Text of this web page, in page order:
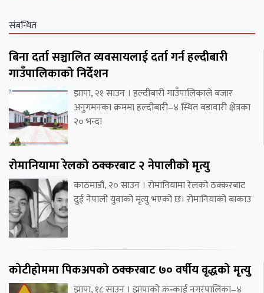
संबन्धित
बिना दर्ता सञ्चालित व्यवसायलाई दर्ता गर्न हल्दीबारी
गाउँपालिकाको निर्देशन
झापा, २१ साउन । हल्दीबारी गाउँपालिकाले बजार
अनुगमनका क्रममा हल्दीबारी–४ स्थित बडावारी क्षेत्रका
२० भन्दा
रोमानियामा रेलको ठक्करबाट २ नेपालीको मृत्यु
काठमाडौं, २० साउन । रोमानियामा रेलको ठक्करबाट
दुई नेपाली युवाको मृत्यु भएको छ। रोमानियाको बाकाउ
कोटीहोममा पिकअपको ठक्करबाट ७० वर्षीय वृद्धको मृत्यु